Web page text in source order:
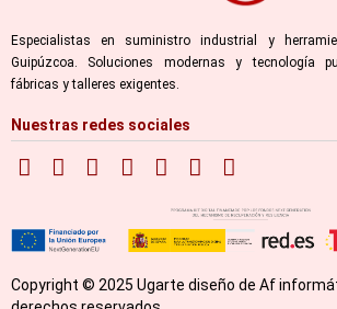
Especialistas en suministro industrial y
Guipúzcoa. Soluciones modernas y tecnología
fábricas y talleres exigentes.
Nuestras redes sociales
Copyright © 2025 Ugarte diseño de Af